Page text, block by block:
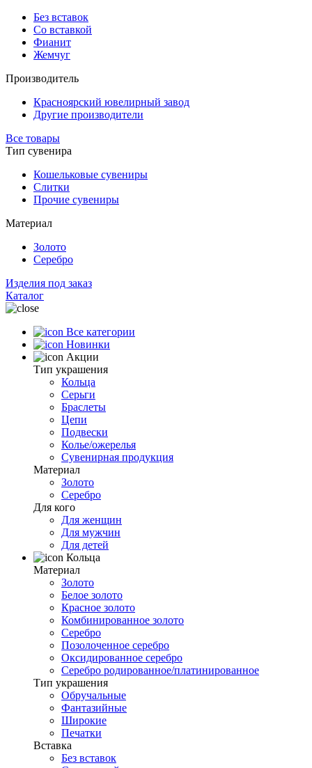
Без вставок
Со вставкой
Фианит
Жемчуг
Производитель
Красноярский ювелирный завод
Другие производители
Все товары
Тип сувенира
Кошельковые сувениры
Слитки
Прочие сувениры
Материал
Золото
Серебро
Изделия под заказ
Каталог
Все категории
Новинки
Акции
Тип украшения
Кольца
Серьги
Браслеты
Цепи
Подвески
Колье/ожерелья
Сувенирная продукция
Материал
Золото
Серебро
Для кого
Для женщин
Для мужчин
Для детей
Кольца
Материал
Золото
Белое золото
Красное золото
Комбинированное золото
Серебро
Позолоченное серебро
Оксидированное серебро
Серебро родированное/платинированное
Тип украшения
Обручальные
Фантазийные
Широкие
Печатки
Вставка
Без вставок